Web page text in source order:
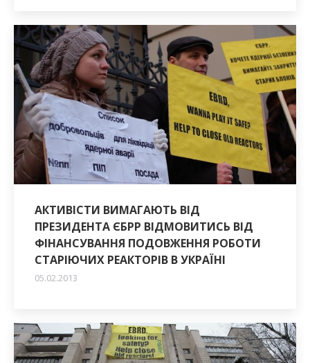
АКТИВІСТИ ВИМАГАЮТЬ ВІД
ПРЕЗИДЕНТА ЄБРР ВІДМОВИТИСЬ ВІД
ФІНАНСУВАННЯ ПОДОВЖЕННЯ РОБОТИ
СТАРІЮЧИХ РЕАКТОРІВ В УКРАЇНІ
05.02.2013